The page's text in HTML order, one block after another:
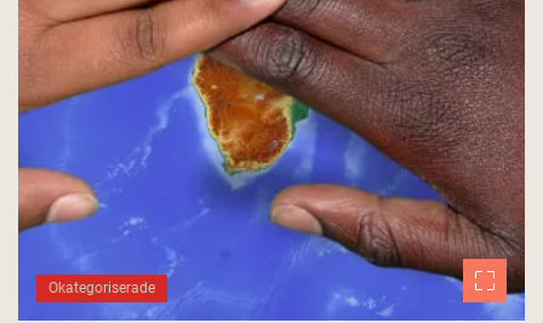
Okategoriserade